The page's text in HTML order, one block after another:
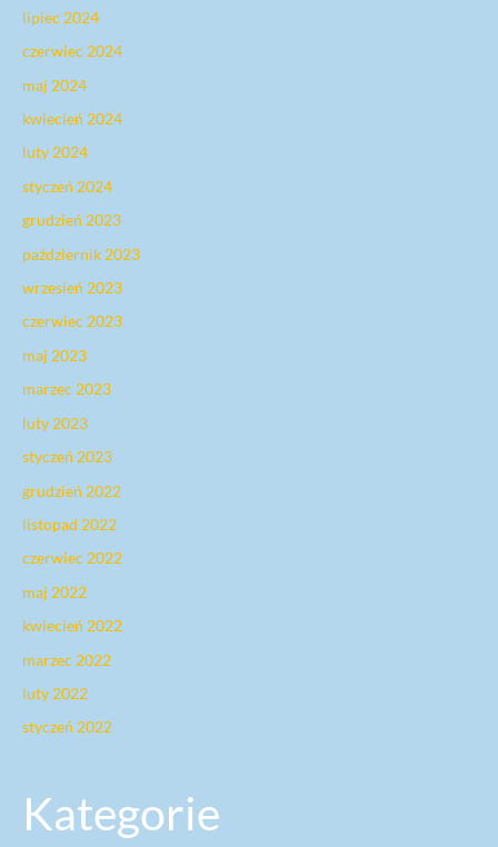
lipiec 2024
czerwiec 2024
maj 2024
kwiecień 2024
luty 2024
styczeń 2024
grudzień 2023
październik 2023
wrzesień 2023
czerwiec 2023
maj 2023
marzec 2023
luty 2023
styczeń 2023
grudzień 2022
listopad 2022
czerwiec 2022
maj 2022
kwiecień 2022
marzec 2022
luty 2022
styczeń 2022
Kategorie